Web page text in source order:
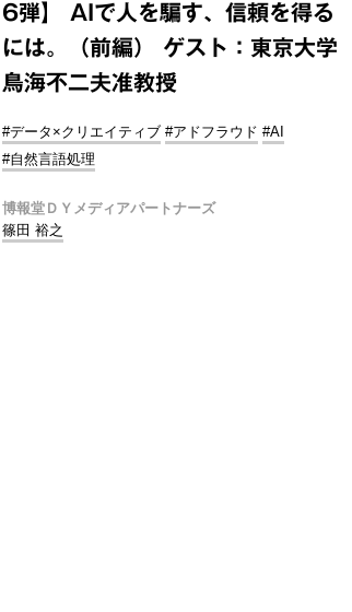
6弾】 AIで人を騙す、信頼を得る
には。（前編） ゲスト：東京大学
鳥海不二夫准教授
#データ×クリエイティブ #アドフラウド #AI
#自然言語処理
博報堂ＤＹメディアパートナーズ
篠田 裕之